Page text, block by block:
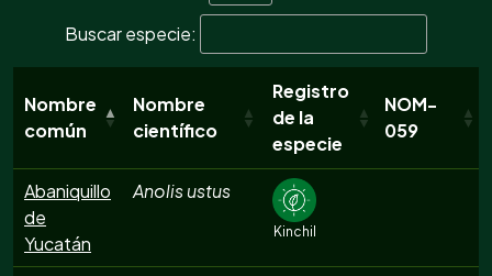
Buscar especie:
Nombre
común
Nombre
científico
Registro
de la
especie
NOM-
059
Abaniquillo
de
Yucatán
Anolis ustus
Kinchil